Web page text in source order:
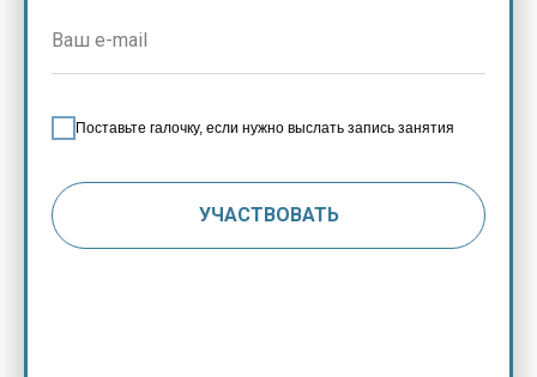
Поставьте галочку, если нужно выслать запись занятия
УЧАСТВОВАТЬ